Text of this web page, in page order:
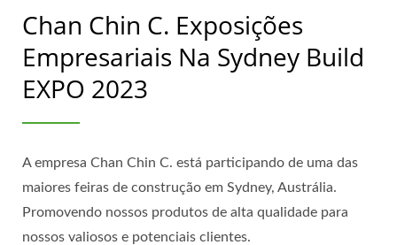
Chan Chin C. Exposições
Empresariais Na Sydney Build
EXPO 2023
A empresa Chan Chin C. está participando de uma das
maiores feiras de construção em Sydney, Austrália.
Promovendo nossos produtos de alta qualidade para
nossos valiosos e potenciais clientes.